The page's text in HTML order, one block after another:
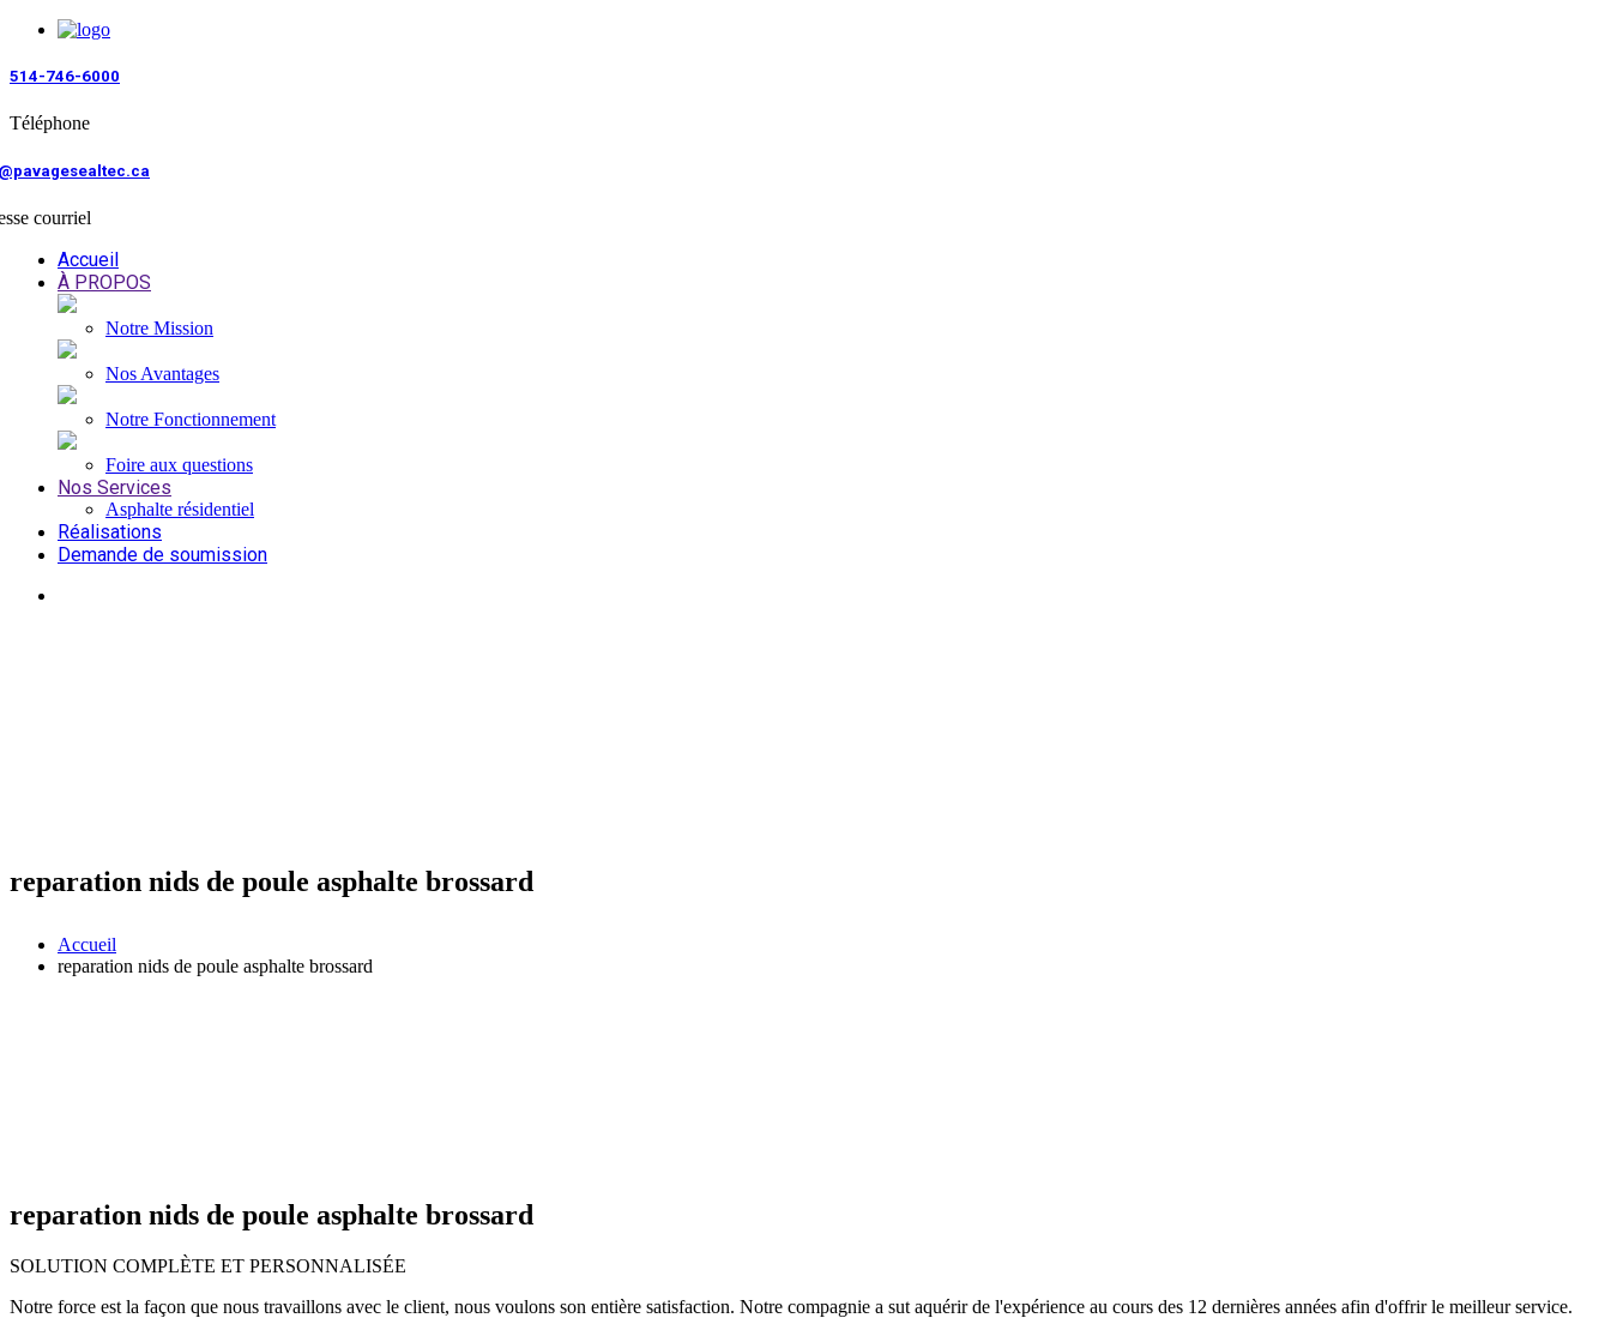
514-746-6000
Téléphone
courriel
Accueil
À PROPOS
Notre Mission
Nos Avantages
Notre Fonctionnement
Foire aux questions
Nos Services
Asphalte résidentiel
Réalisations
Demande de soumission
reparation nids de poule asphalte brossard
Accueil
reparation nids de poule asphalte brossard
reparation nids de poule asphalte brossard
SOLUTION COMPLÈTE ET PERSONNALISÉE
Notre force est la façon que nous travaillons avec le client, nous voulons son entière satisfaction. Notre compagnie a sut aquérir de l'expérience au cours des 12 dernières années afin d'offrir le meilleur service.